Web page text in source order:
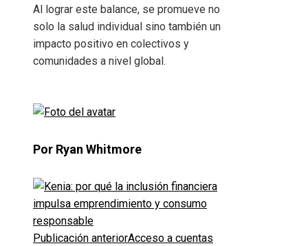
Al lograr este balance, se promueve no
solo la salud individual sino también un
impacto positivo en colectivos y
comunidades a nivel global.
Por Ryan Whitmore
Publicación anteriorAcceso a cuentas